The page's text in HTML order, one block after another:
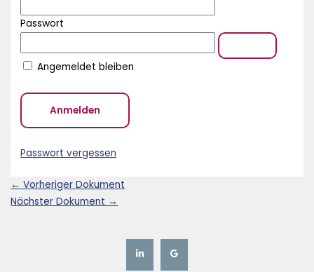
Passwort
Angemeldet bleiben
Passwort vergessen
← Vorheriger Dokument
Nächster Dokument →